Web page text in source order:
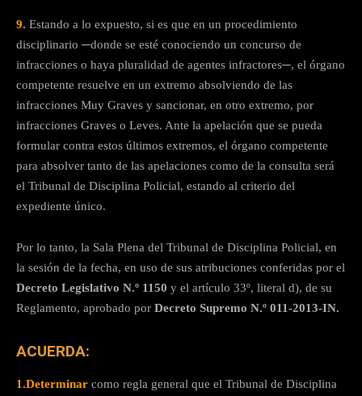
9. Estando a lo expuesto, si es que en un procedimiento
disciplinario ─donde se esté conociendo un concurso de
infracciones o haya pluralidad de agentes infractores─, el órgano
competente resuelve en un extremo absolviendo de las
infracciones Muy Graves y sancionar, en otro extremo, por
infracciones Graves o Leves. Ante la apelación que se pueda
formular contra estos últimos extremos, el órgano competente
para absolver tanto de las apelaciones como de la consulta será
el Tribunal de Disciplina Policial, estando al criterio del
expediente único.
Por lo tanto, la Sala Plena del Tribunal de Disciplina Policial, en
la sesión de la fecha, en uso de sus atribuciones conferidas por el
Decreto Legislativo N.º 1150 y el artículo 33º, literal d), de su
Reglamento, aprobado por Decreto Supremo N.º 011-2013-IN.
ACUERDA:
1.Determinar como regla general que el Tribunal de Disciplina